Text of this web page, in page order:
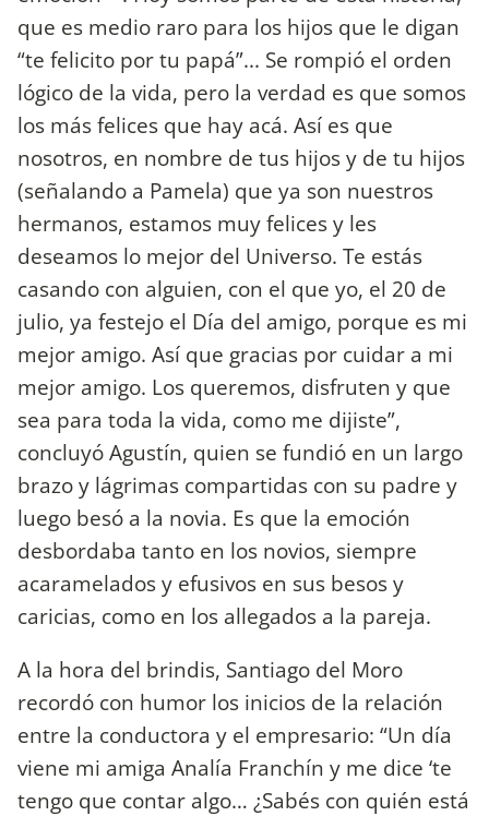
que es medio raro para los hijos que le digan
“te felicito por tu papá”... Se rompió el orden
lógico de la vida, pero la verdad es que somos
los más felices que hay acá. Así es que
nosotros, en nombre de tus hijos y de tu hijos
(señalando a Pamela) que ya son nuestros
hermanos, estamos muy felices y les
deseamos lo mejor del Universo. Te estás
casando con alguien, con el que yo, el 20 de
julio, ya festejo el Día del amigo, porque es mi
mejor amigo. Así que gracias por cuidar a mi
mejor amigo. Los queremos, disfruten y que
sea para toda la vida, como me dijiste”,
concluyó Agustín, quien se fundió en un largo
brazo y lágrimas compartidas con su padre y
luego besó a la novia. Es que la emoción
desbordaba tanto en los novios, siempre
acaramelados y efusivos en sus besos y
caricias, como en los allegados a la pareja.
A la hora del brindis, Santiago del Moro
recordó con humor los inicios de la relación
entre la conductora y el empresario: “Un día
viene mi amiga Analía Franchín y me dice ‘te
tengo que contar algo… ¿Sabés con quién está